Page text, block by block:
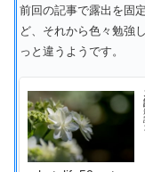
前回の記事で露出を固
ど、それから色々勉強
っと違うようです。